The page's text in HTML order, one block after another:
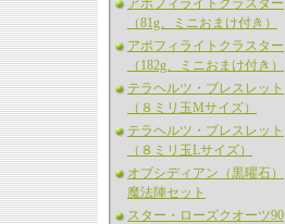
アポフィライトクラスター
（81g、ミニおまけ付き）
アポフィライトクラスター
（182g、ミニおまけ付き）
テラヘルツ・ブレスレット
（８ミリ玉Mサイズ）
テラヘルツ・ブレスレット
（８ミリ玉Lサイズ）
オブシディアン（黒曜石）
魔法陣セット
スター・ローズクオーツ90